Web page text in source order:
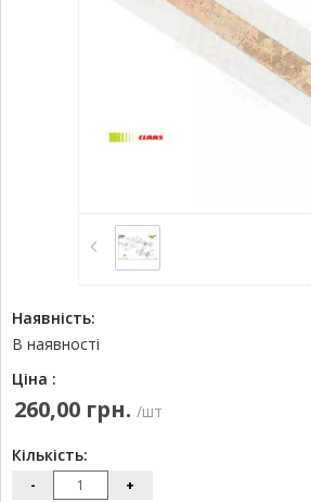
Наявність:
В наявності
Ціна :
260,00 грн. /шт
Кількість:
- +